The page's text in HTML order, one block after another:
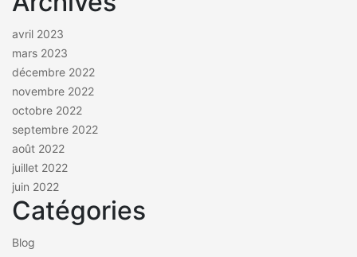
avril 2023
mars 2023
décembre 2022
novembre 2022
octobre 2022
septembre 2022
août 2022
juillet 2022
juin 2022
Catégories
Blog